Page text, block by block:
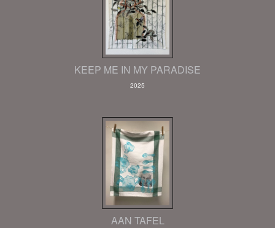
KEEP ME IN MY PARADISE
2025
AAN TAFEL